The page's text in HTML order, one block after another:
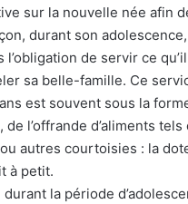
sur la nouvelle née afin
durant son
de servir ce
sa belle-famille. Ce
est souvent sous la
l’offrande d’aliments
autres courtoisies : la
à petit.
la période